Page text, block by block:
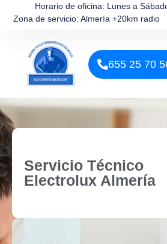
Horario de oficina: Lunes a
Zona de servicio: Almería +20km radio
655 25 70
Servicio Técnico
Electrolux Almería